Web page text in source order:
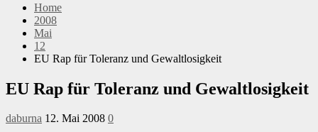
Home
2008
Mai
12
EU Rap für Toleranz und Gewaltlosigkeit
EU Rap für Toleranz und Gewaltlosigkeit
daburna 12. Mai 2008 0